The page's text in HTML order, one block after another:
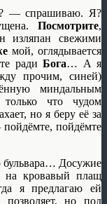
— спрашиваю. Я?
Посмотрите,
изляпан свежими
мой, оглядывается
ради Бога… А я
прочим, синей)
миндальным
что чудом
но я беру её за
пойдёмте
бульвара… Досужие
на кровавый плащ
я предлагаю ей
позволяет, но под